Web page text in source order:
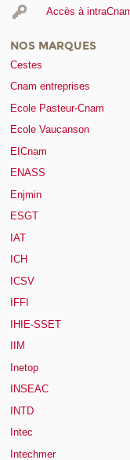
Accès à
NOS MARQUES
Cestes
Cnam entreprises
Ecole Pasteur-Cnam
Ecole Vaucanson
EICnam
ENASS
Enjmin
ESGT
IAT
ICH
ICSV
IFFI
IHIE-SSET
IIM
Inetop
INSEAC
INTD
Intec
Intechmer